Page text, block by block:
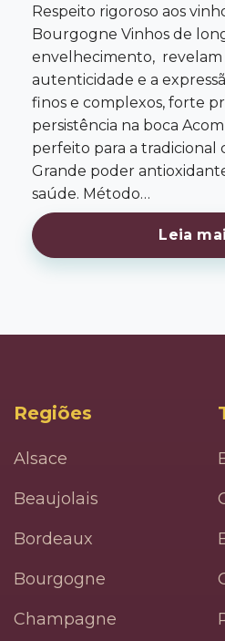
Respeito rigoroso aos
Bourgogne Vinhos de
envelhecimento, revelam
autenticidade e a
finos e complexos, forte
persistência na boca
perfeito para a tradicional
Grande poder
saúde. Método…
Leia
Regiões
Alsace
Beaujolais
Bordeaux
Bourgogne
Champagne